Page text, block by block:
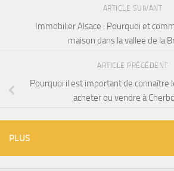
ARTICLE SUIVANT
Immobilier Alsace : Pourquoi et
maison dans la vallee de la
ARTICLE PRÉCÉDENT
Pourquoi il est important de connaître
acheter ou vendre à
PLUS